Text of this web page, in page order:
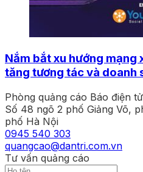
Nắm bắt xu hướng mạng
tăng tương tác và doanh
Phòng quảng cáo Báo điện
Số 48 ngõ 2 phố Giảng Võ,
phố Hà Nội
0945 540 303
quangcao@dantri.com.vn
Tư vấn quảng cáo